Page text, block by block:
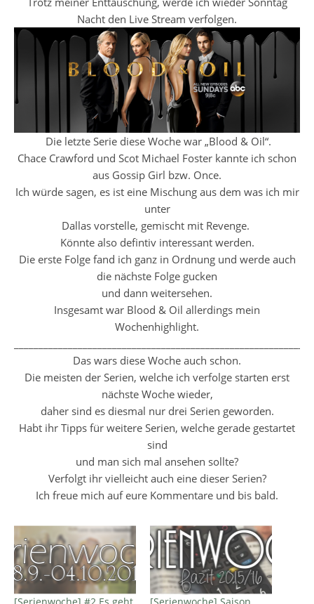
Nacht den Live Stream verfolgen.
Die letzte Serie diese Woche war „Blood & Oil“.
Chace Crawford und Scot Michael Foster kannte ich schon
aus Gossip Girl bzw. Once.
Ich würde sagen, es ist eine Mischung aus dem was ich mir
unter
Dallas vorstelle, gemischt mit Revenge.
Könnte also defintiv interessant werden.
Die erste Folge fand ich ganz in Ordnung und werde auch
die nächste Folge gucken
und dann weitersehen.
Insgesamt war Blood & Oil allerdings mein
Wochenhighlight.
Das wars diese Woche auch schon.
Die meisten der Serien, welche ich verfolge starten erst
nächste Woche wieder,
daher sind es diesmal nur drei Serien geworden.
Habt ihr Tipps für weitere Serien, welche gerade gestartet
sind
und man sich mal ansehen sollte?
Verfolgt ihr vielleicht auch eine dieser Serien?
Ich freue mich auf eure Kommentare und bis bald.
[Serienwoche] #2 Es geht [Serienwoche] Saison